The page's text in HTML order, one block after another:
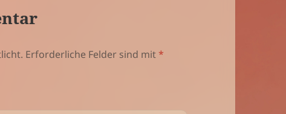
Erforderliche Felder sind mit *